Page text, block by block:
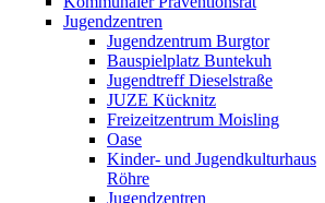
Jugendzentren
Jugendzentrum Burgtor
Bauspielplatz Buntekuh
Jugendtreff Dieselstraße
JUZE Kücknitz
Freizeitzentrum Moisling
Oase
Kinder- und Jugendkulturhaus
Röhre
Jugendzentren